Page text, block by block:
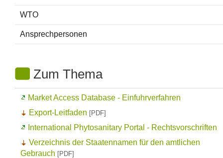
WTO
Ansprechpersonen
Zum Thema
Market Access Database - Einfuhrverfahren
Export-Leitfaden [PDF]
International Phytosanitary Portal - Rechtsvorschriften
Verzeichnis der Staatennamen für den amtlichen
Gebrauch [PDF]